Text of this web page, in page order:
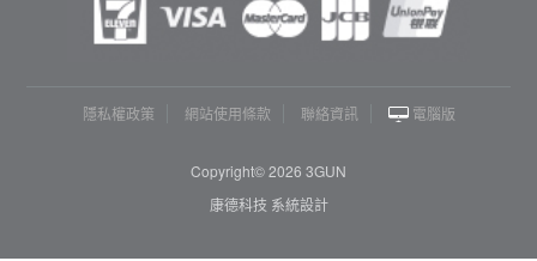
隱私權政策 網站使用條款 聯絡資訊 電腦版
Copyright© 2026 3GUN
康德科技 系統設計